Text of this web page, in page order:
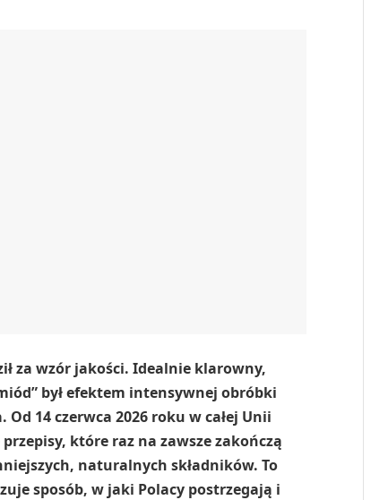
za wzór jakości. Idealnie klarowny,
był efektem intensywnej obróbki
14 czerwca 2026 roku w całej Unii
które raz na zawsze zakończą
naturalnych składników. To
sposób, w jaki Polacy postrzegają i